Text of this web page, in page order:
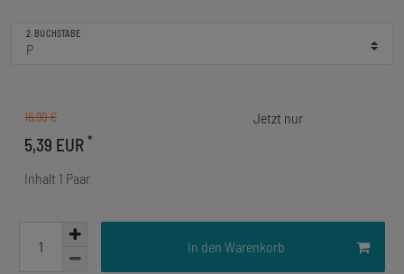
2. BUCHSTABE
16,99 €
5,39 EUR *
Inhalt 1 Paar
In den Warenkorb